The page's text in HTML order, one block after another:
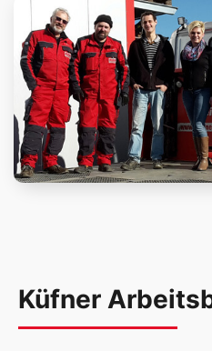
Küfner